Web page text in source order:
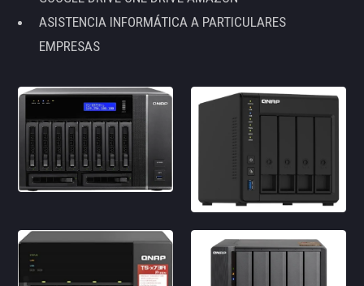
ASISTENCIA INFORMÁTICA A PARTICULARES
EMPRESAS